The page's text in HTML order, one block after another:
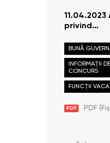
11.04.2023
privind
scrise în
ocuparea
publice de
consultant
publice și
PDF PDF
BUNĂ
INFORMAȚII
CONCURS
FUNCȚII